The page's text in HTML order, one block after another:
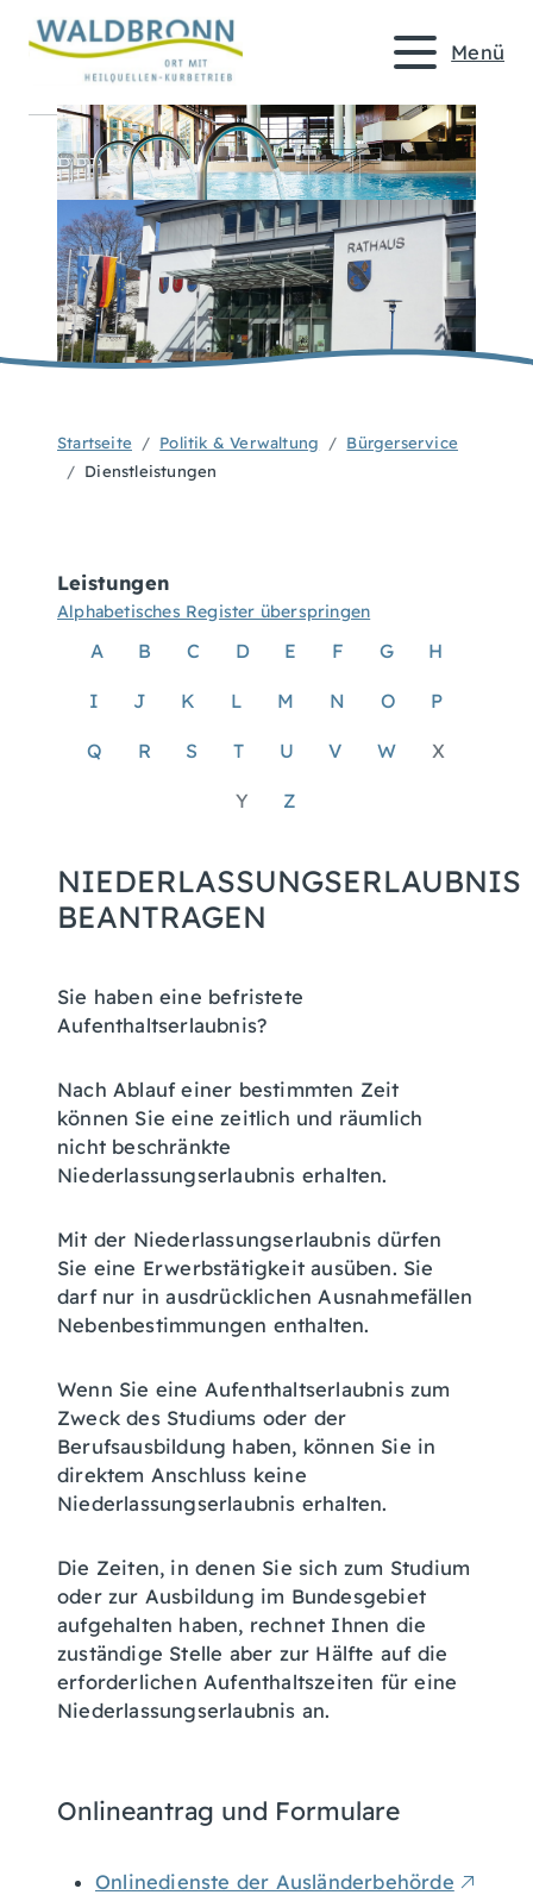
Menü
Startseite Politik & Verwaltung
Bürgerservice
Dienstleistungen
Leistungen
Alphabetisches Register überspringen
A B C D E F G H
I J K L M N O P
Q R S T U V W X
Y Z
NIEDERLASSUNGSERLAUBNIS
BEANTRAGEN
Sie haben eine befristete
Aufenthaltserlaubnis?
Nach Ablauf einer bestimmten Zeit
können Sie eine zeitlich und räumlich
nicht beschränkte
Niederlassungserlaubnis erhalten.
Mit der Niederlassungserlaubnis dürfen
Sie eine Erwerbstätigkeit ausüben. Sie
darf nur in ausdrücklichen Ausnahmefällen
Nebenbestimmungen enthalten.
Wenn Sie eine Aufenthaltserlaubnis zum
Zweck des Studiums oder der
Berufsausbildung haben, können Sie in
direktem Anschluss keine
Niederlassungserlaubnis erhalten.
Die Zeiten, in denen Sie sich zum Studium
oder zur Ausbildung im Bundesgebiet
aufgehalten haben, rechnet Ihnen die
zuständige Stelle aber zur Hälfte auf die
erforderlichen Aufenthaltszeiten für eine
Niederlassungserlaubnis an.
Onlineantrag und Formulare
Onlinedienste der Ausländerbehörde